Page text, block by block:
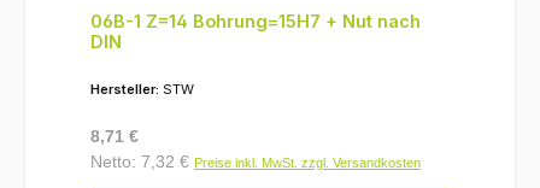
06B-1 Z=14 Bohrung=15H7 + Nut nach
DIN
Hersteller: STW
Regulärer Preis:
8,71 €
Netto: 7,32 € Preise inkl. MwSt. zzgl. Versandkosten